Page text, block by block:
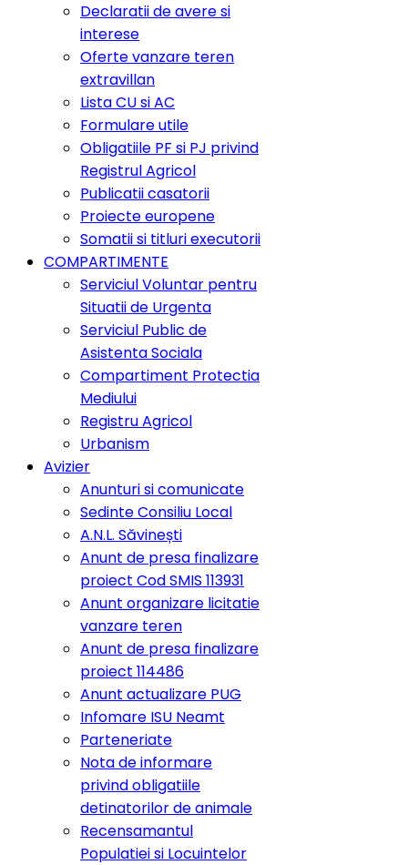
Declaratii de avere si
interese
Oferte vanzare teren
extravillan
Lista CU si AC
Formulare utile
Obligatiile PF si PJ privind
Registrul Agricol
Publicatii casatorii
Proiecte europene
Somatii si titluri executorii
COMPARTIMENTE
Serviciul Voluntar pentru
Situatii de Urgenta
Serviciul Public de
Asistenta Sociala
Compartiment Protectia
Mediului
Registru Agricol
Urbanism
Avizier
Anunturi si comunicate
Sedinte Consiliu Local
A.N.L. Săvinești
Anunt de presa finalizare
proiect Cod SMIS 113931
Anunt organizare licitatie
vanzare teren
Anunt de presa finalizare
proiect 114486
Anunt actualizare PUG
Infomare ISU Neamt
Parteneriate
Nota de informare
privind obligatiile
detinatorilor de animale
Recensamantul
Populatiei si Locuintelor